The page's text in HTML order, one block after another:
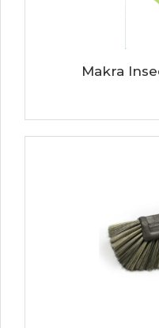
Makra